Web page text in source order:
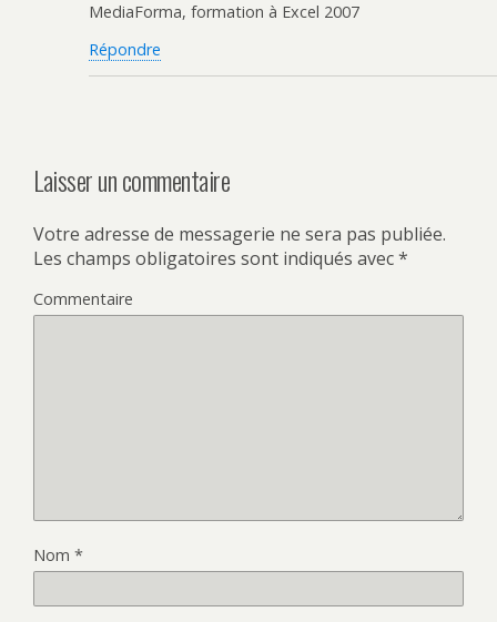
MediaForma, formation à Excel 2007
Répondre
Laisser un commentaire
Votre adresse de messagerie ne sera pas publiée.
Les champs obligatoires sont indiqués avec*
Commentaire
Nom *